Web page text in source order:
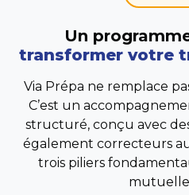
Un
transformer votre
Via Prépa ne remplace
C’est un
structuré, conçu avec
également correcteurs
trois piliers